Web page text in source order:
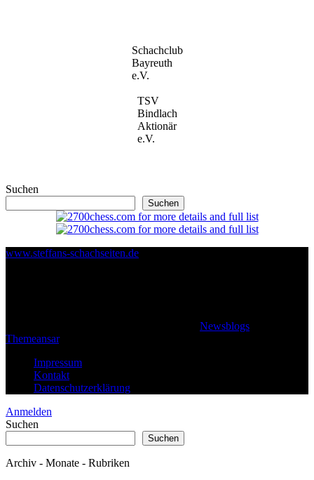
Schachclub
Bayreuth
e.V.
TSV
Bindlach
Aktionär
e.V.
Suchen
Suchen
www.steffans-schachseiten.de
Newsblogs
Themeansar.
Impressum
Kontakt
Datenschutzerklärung
Anmelden
Suchen
Suchen
Archiv - Monate - Rubriken